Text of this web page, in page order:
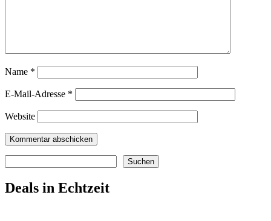
Name *
E-Mail-Adresse *
Website
Suchen
Deals in Echtzeit